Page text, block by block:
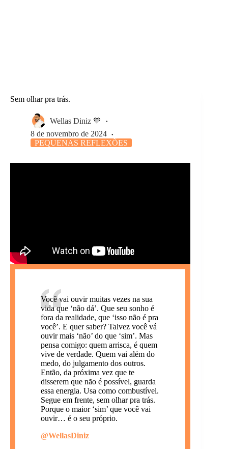
Sem olhar pra trás.
Wellas Diniz 🧡
8 de novembro de 2024
PEQUENAS REFLEXÕES
Você vai ouvir muitas vezes na sua
vida que ‘não dá’. Que seu sonho é
fora da realidade, que ‘isso não é pra
você’. E quer saber? Talvez você vá
ouvir mais ‘não’ do que ‘sim’. Mas
pensa comigo: quem arrisca, é quem
vive de verdade. Quem vai além do
medo, do julgamento dos outros.
Então, da próxima vez que te
disserem que não é possível, guarda
essa energia. Usa como combustível.
Segue em frente, sem olhar pra trás.
Porque o maior ‘sim’ que você vai
ouvir… é o seu próprio.
@WellasDiniz